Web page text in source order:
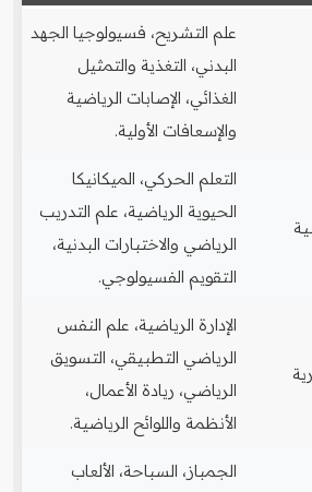
علم التشريح، فسيولوجيا الجهد
البدني، التغذية والتمثيل
الغذائي، الإصابات الرياضية
والإسعافات الأولية.
التعلم الحركي، الميكانيكا
الحيوية الرياضية، علم التدريب
الرياضي والاختبارات البدنية،
التقويم الفسيولوجي.
الإدارة الرياضية، علم النفس
الرياضي التطبيقي، التسويق
الرياضي، ريادة الأعمال،
الأنظمة واللوائح الرياضية.
الجمباز، السباحة، الألعاب